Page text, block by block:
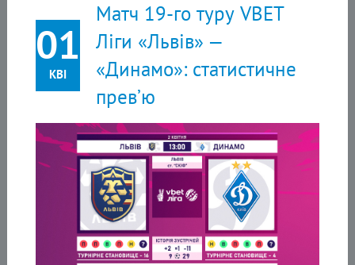
01
КВІ
Матч 19-го туру VBET
Ліги «Львів» —
«Динамо»: статистичне
прев’ю